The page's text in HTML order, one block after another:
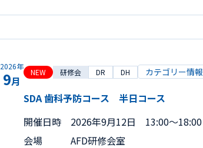
2026年
9月
NEW 研修会 DR DH カテゴリー情報
SDA 歯科予防コース 半日コース
開催日時
2026年9月12日 13:00～18:00
会場
AFD研修会室